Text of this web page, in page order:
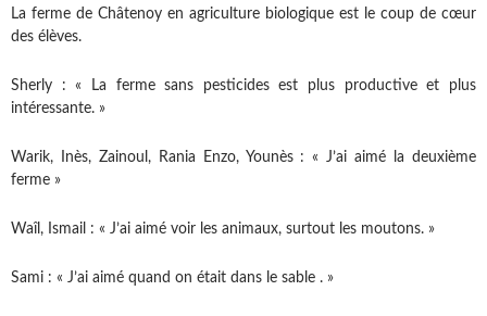
La ferme de Châtenoy en agriculture biologique est le coup de cœur
des élèves.
Sherly : « La ferme sans pesticides est plus productive et plus
intéressante. »
Warik, Inès, Zainoul, Rania Enzo, Younès : « J’ai aimé la deuxième
ferme »
Waîl, Ismail : « J’ai aimé voir les animaux, surtout les moutons. »
Sami : « J’ai aimé quand on était dans le sable . »